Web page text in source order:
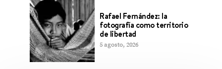
Rafael Fernández: la
fotografía como territorio
de libertad
5 agosto, 2026